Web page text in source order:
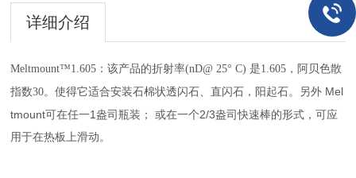
详细介绍
Meltmount™1.605：该产品的折射率(nD@ 25° C) 是1.605，阿贝色散
指数30。使得它适合安装石棉状透闪石、直闪石，阳起石。 另外 Mel
tmount可在任一1盎司瓶装；
或在一个2/3盎司快速棒的形式，可应
用于在热板上滑动。